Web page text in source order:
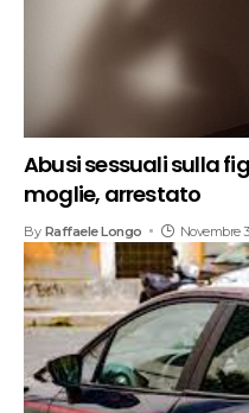
Abusi sessuali sulla
moglie, arrestato
By Raffaele Longo Novembre